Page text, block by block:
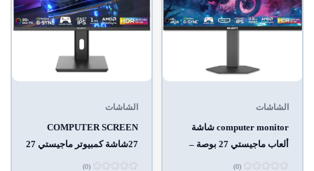
الشاشات
computer monitor شاشة
ألعاب ماجيستي 27 بوصة –
QHD 2K، 320Hz، 0.5ms،
(0)
الشاشات
COMPUTER SCREEN
27شاشة كمبيوتر ماجيستي 27
بوصة – QHD 2K، 144Hz،
(0)